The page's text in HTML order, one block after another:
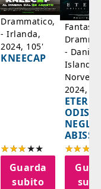
Drammatico,
- Irlanda,
2024, 105'
KNEECAP
Guarda
subito
-
Islanda,
2024,
NEGLI
ABISSI